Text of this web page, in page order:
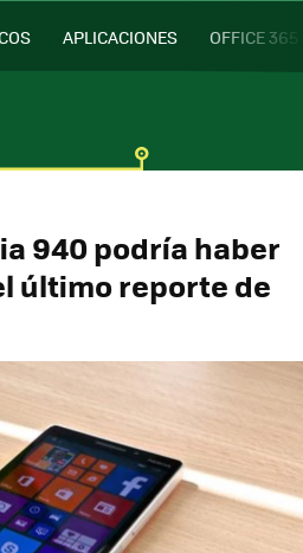
APLICACIONES OFFICE 365
940 podría haber
último reporte de